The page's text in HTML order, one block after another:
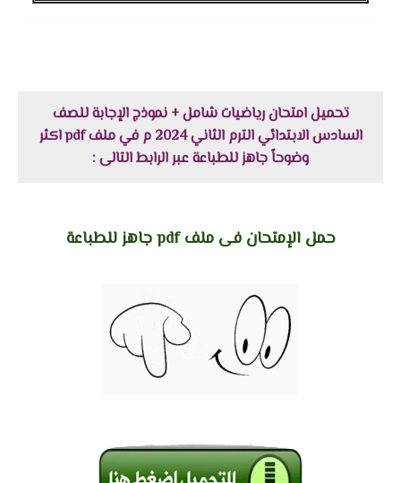
تحميل امتحان رياضيات شامل + نموذج الإجابة للصف
السادس الابتدائي الترم الثاني 2024 م في ملف pdf اكثر
وضوحاً جاهز للطباعة عبر الرابط التالى :
حمل الإمتحان فى ملف pdf جاهز للطباعة